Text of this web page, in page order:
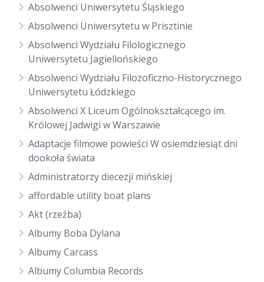
Absolwenci Uniwersytetu Śląskiego
Absolwenci Uniwersytetu w Prisztinie
Absolwenci Wydziału Filologicznego
Uniwersytetu Jagiellońskiego
Absolwenci Wydziału Filozoficzno-Historycznego
Uniwersytetu Łódzkiego
Absolwenci X Liceum Ogólnokształcącego im.
Królowej Jadwigi w Warszawie
Adaptacje filmowe powieści W osiemdziesiąt dni
dookoła świata
Administratorzy diecezji mińskiej
affordable utility boat plans
Akt (rzeźba)
Albumy Boba Dylana
Albumy Carcass
Albumy Columbia Records